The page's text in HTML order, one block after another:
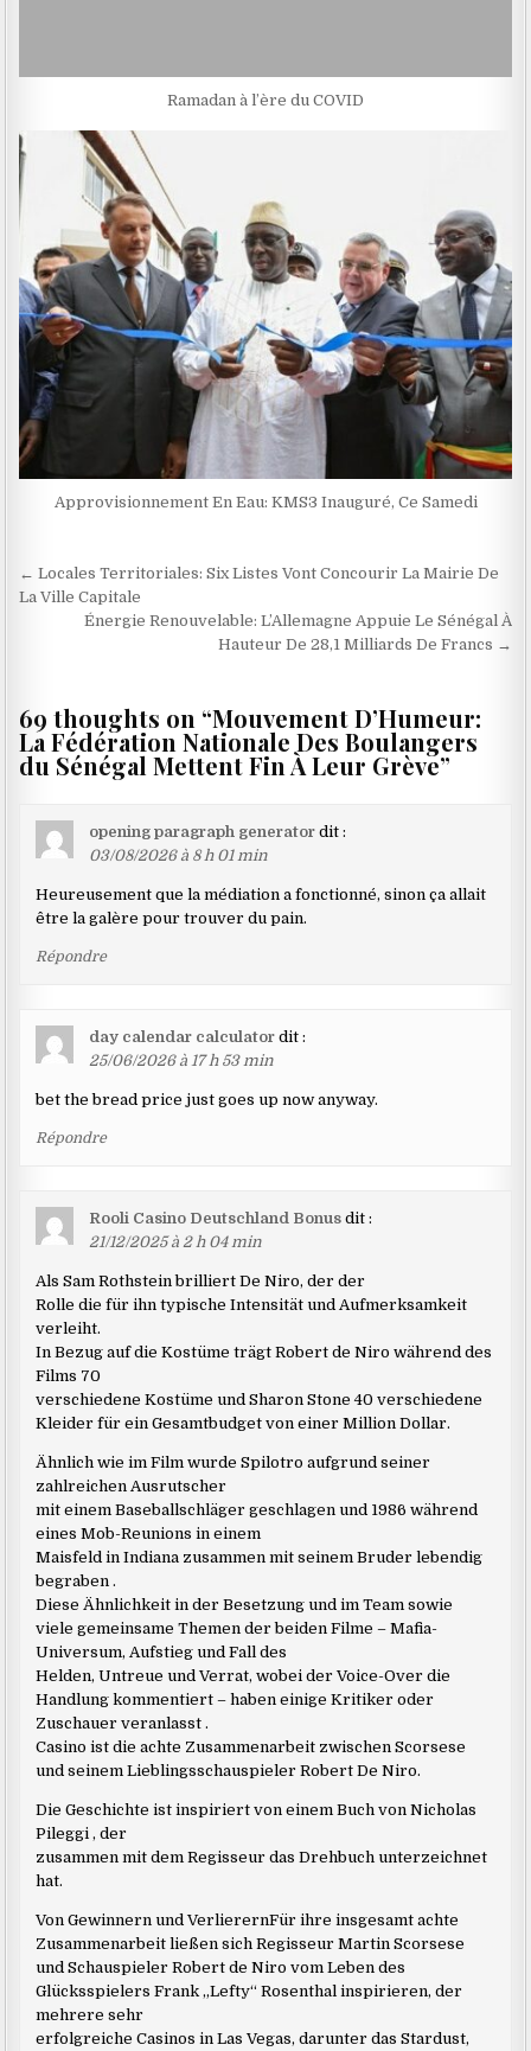
Ramadan à l’ère du COVID
Approvisionnement En Eau: KMS3 Inauguré, Ce Samedi
Navigation
de
l’article
← Locales Territoriales: Six Listes Vont Concourir La Mairie De
La Ville Capitale
Énergie Renouvelable: L’Allemagne Appuie Le Sénégal À
Hauteur De 28,1 Milliards De Francs →
69 thoughts on “Mouvement D’Humeur:
La Fédération Nationale Des Boulangers
du Sénégal Mettent Fin À Leur Grève”
opening paragraph generator dit :
03/08/2026 à 8 h 01 min
Heureusement que la médiation a fonctionné, sinon ça allait
être la galère pour trouver du pain.
Répondre
day calendar calculator dit :
25/06/2026 à 17 h 53 min
bet the bread price just goes up now anyway.
Répondre
Rooli Casino Deutschland Bonus dit :
21/12/2025 à 2 h 04 min
Als Sam Rothstein brilliert De Niro, der der
Rolle die für ihn typische Intensität und Aufmerksamkeit
verleiht.
In Bezug auf die Kostüme trägt Robert de Niro während des
Films 70
verschiedene Kostüme und Sharon Stone 40 verschiedene
Kleider für ein Gesamtbudget von einer Million Dollar.
Ähnlich wie im Film wurde Spilotro aufgrund seiner
zahlreichen Ausrutscher
mit einem Baseballschläger geschlagen und 1986 während
eines Mob-Reunions in einem
Maisfeld in Indiana zusammen mit seinem Bruder lebendig
begraben .
Diese Ähnlichkeit in der Besetzung und im Team sowie
viele gemeinsame Themen der beiden Filme – Mafia-
Universum, Aufstieg und Fall des
Helden, Untreue und Verrat, wobei der Voice-Over die
Handlung kommentiert – haben einige Kritiker oder
Zuschauer veranlasst .
Casino ist die achte Zusammenarbeit zwischen Scorsese
und seinem Lieblingsschauspieler Robert De Niro.
Die Geschichte ist inspiriert von einem Buch von Nicholas
Pileggi , der
zusammen mit dem Regisseur das Drehbuch unterzeichnet
hat.
Von Gewinnern und VerlierernFür ihre insgesamt achte
Zusammenarbeit ließen sich Regisseur Martin Scorsese
und Schauspieler Robert de Niro vom Leben des
Glücksspielers Frank „Lefty“ Rosenthal inspirieren, der
mehrere sehr
erfolgreiche Casinos in Las Vegas, darunter das Stardust,